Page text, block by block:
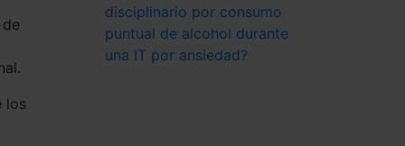
los
disciplinario por consumo
puntual de alcohol durante
una IT por ansiedad?